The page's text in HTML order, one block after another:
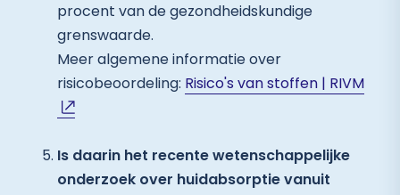
procent van de gezondheidskundige
grenswaarde.
Meer algemene informatie over
risicobeoordeling: Risico's van stoffen | RIVM
Is daarin het recente wetenschappelijke
onderzoek over huidabsorptie vanuit